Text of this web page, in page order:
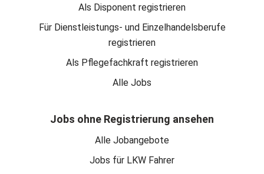
Als Disponent registrieren
Für Dienstleistungs- und Einzelhandelsberufe
registrieren
Als Pflegefachkraft registrieren
Alle Jobs
Jobs ohne Registrierung ansehen
Alle Jobangebote
Jobs für LKW Fahrer